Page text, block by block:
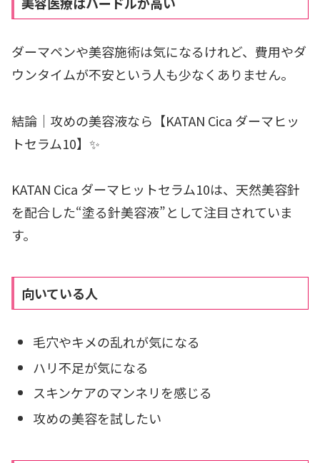
ダーマペンや美容施術は気になるけれど、費用やダ
ウンタイムが不安という人も少なくありません。
結論｜攻めの美容液なら【KATAN Cica ダーマヒッ
トセラム10】✨
KATAN Cica ダーマヒットセラム10は、天然美容針
を配合した“塗る針美容液”として注目されていま
す。
向いている人
毛穴やキメの乱れが気になる
ハリ不足が気になる
スキンケアのマンネリを感じる
攻めの美容を試したい